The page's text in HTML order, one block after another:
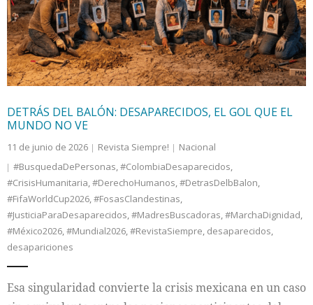
Internacional
Cultura
DETRÁS DEL BALÓN: DESAPARECIDOS, EL GOL QUE EL
MUNDO NO VE
11 de junio de 2026 Revista Siempre!
Nacional
#BusquedaDePersonas,#ColombiaDesaparecidos,
#CrisisHumanitaria,#DerechoHumanos,#DetrasDelbBalon,
#FifaWorldCup2026,#FosasClandestinas,
#JusticiaParaDesaparecidos,#MadresBuscadoras,#MarchaDignidad,
#México2026,#Mundial2026,#RevistaSiempre, desaparecidos,
desapariciones
Esa singularidad convierte la crisis mexicana en un caso